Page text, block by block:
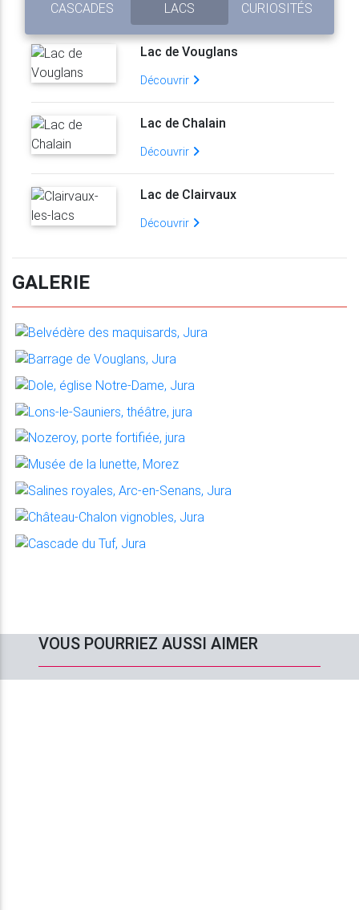
CASCADES LACS CURIOSITÉS
Lac de Vouglans
Découvrir
Lac de Chalain
Découvrir
Lac de Clairvaux
Découvrir
GALERIE
VOUS POURRIEZ AUSSI AIMER